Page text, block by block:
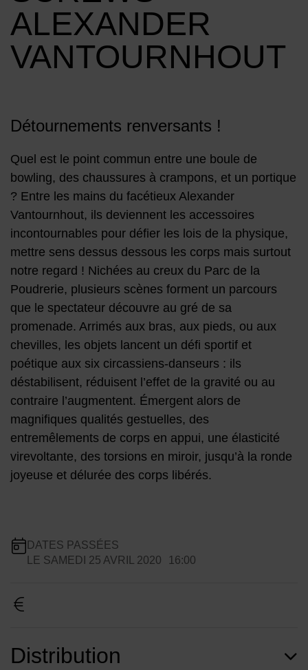
ALEXANDER
VANTOURNHOUT
Détournements renversants !
Quel est le point commun entre une boule de
bowling, des chaussures à crampons, et un portique
? Entre les mains du facétieux Alexander
Vantournhout, ils deviennent les accessoires
incontournables pour défier les lois de la physique,
mettre sens dessus dessous les corps mais surtout
notre regard ! Nichées au creux du Parc de la
Poudrerie, plusieurs scènes forment un parcours
que le spectateur découvre au gré de sa
promenade. Arrimés aux bras, aux pieds, ou aux
chevilles, les objets lancent un défi sportif et
poétique aux six circassiens-danseurs : ils
déstabilisent, réduisent l’effet de la gravité ou au
contraire l’augmentent. Émergent alors de
magnifiques qualités gestuelles, des
entremêlements de corps en appui, une élasticité
virevoltante, des torsions en miroir, jusqu’à la ronde
joyeuse et délurée des corps libérés.
Dates de planification
DATES PASSÉES
LE SAMEDI 25 AVRIL 2020 16:00
Distribution